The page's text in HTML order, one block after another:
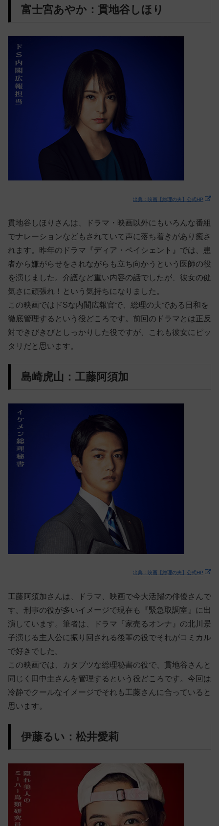
富士宮あやか：貫地谷しほり
出典：映画【総理の夫】公式HP
貫地谷しほりさんは、ドラマ・映画以外にもいろんな番組
でナレーションなどもされていて声に落ち着きがあり癒さ
れます。昨年のドラマ『ディア・ペイシェント』では、患
者から嫌がらせをされながらも立ち向かうという医師の役
を演じました。介護など重い内容の話でしたが、彼女の健
気さに頑張れ！という気持ちになりました。
この映画ではドSな内閣広報官で、総理の夫である日和を
徹底管理するという役どころです。前回のドラマとは正反
対できびきびとしっかりした役ですが、これも彼女にピッ
タリだと思います。
島崎虎山：工藤阿須加
出典：映画【総理の夫】公式HP
工藤阿須加さんは、ドラマ、映画で今大活躍の俳優さんで
す。刑事の役が多いイメージで現在も『緊急取調室』に出
演しています。筆者は、ドラマ『家売るオンナ』の北川景
子演じる主人公に振り回される後輩の役でそれがコミカル
で好きでした。
この映画では、カタブツな総理秘書の役で、貫地谷さんと
同じく田中圭さんを管理するという役どころです。今回は
冷静でクールなイメージでそれも工藤さんに合っていると
思います。
伊藤るい：松井愛莉